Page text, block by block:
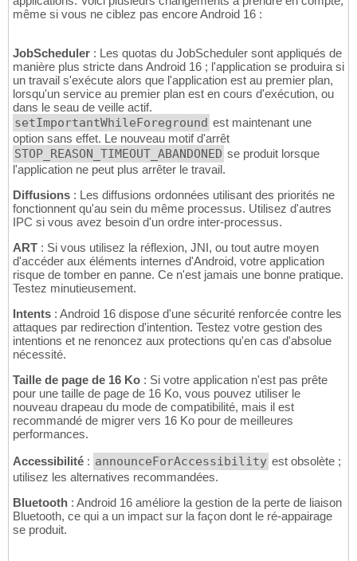
même si vous ne ciblez pas encore Android 16 :
JobScheduler : Les quotas du JobScheduler sont appliqués de
manière plus stricte dans Android 16 ; l'application se produira si
un travail s'exécute alors que l'application est au premier plan,
lorsqu'un service au premier plan est en cours d'exécution, ou
dans le seau de veille actif.
setImportantWhileForeground est maintenant une
option sans effet. Le nouveau motif d'arrêt
STOP_REASON_TIMEOUT_ABANDONED se produit lorsque
l'application ne peut plus arrêter le travail.
Diffusions : Les diffusions ordonnées utilisant des priorités ne
fonctionnent qu'au sein du même processus. Utilisez d'autres
IPC si vous avez besoin d'un ordre inter-processus.
ART : Si vous utilisez la réflexion, JNI, ou tout autre moyen
d'accéder aux éléments internes d'Android, votre application
risque de tomber en panne. Ce n'est jamais une bonne pratique.
Testez minutieusement.
Intents : Android 16 dispose d'une sécurité renforcée contre les
attaques par redirection d'intention. Testez votre gestion des
intentions et ne renoncez aux protections qu'en cas d'absolue
nécessité.
Taille de page de 16 Ko : Si votre application n'est pas prête
pour une taille de page de 16 Ko, vous pouvez utiliser le
nouveau drapeau du mode de compatibilité, mais il est
recommandé de migrer vers 16 Ko pour de meilleures
performances.
Accessibilité : announceForAccessibility est obsolète ;
utilisez les alternatives recommandées.
Bluetooth : Android 16 améliore la gestion de la perte de liaison
Bluetooth, ce qui a un impact sur la façon dont le ré-appairage
se produit.